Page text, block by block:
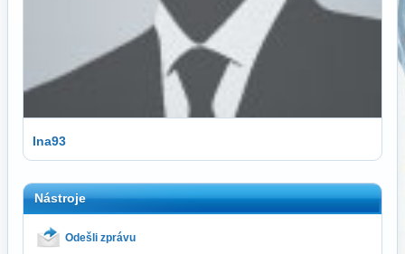
Ina93
Nástroje
Odešli zprávu